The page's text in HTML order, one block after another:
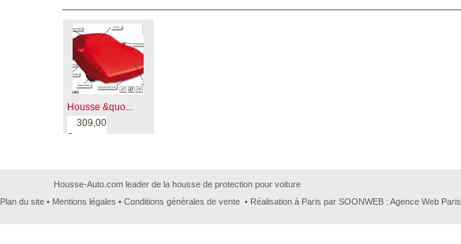
Housse &quo...
309,00
€
Housse-Auto.com leader de la housse de protection pour voiture
Plan du site • Mentions légales • Conditions générales de vente • Réalisation à Paris par SOONWEB : Agence Web Paris